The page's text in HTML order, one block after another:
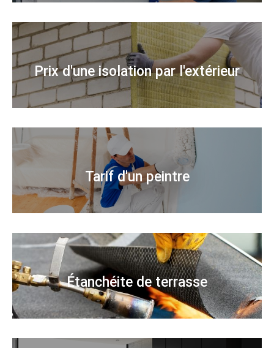
Prix d'une isolation par l'extérieur
Tarif d'un peintre
Étanchéite de terrasse